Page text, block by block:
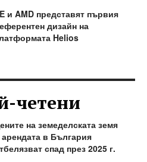
и AMD представят първия
дизайн на
Helios
четени
на земеделската земя
арендата в България
спад през 2025 г.